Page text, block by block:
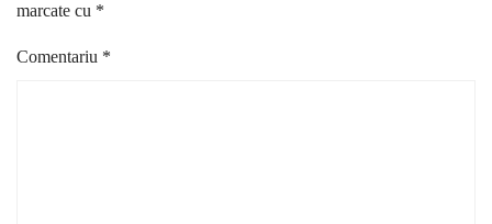
marcate cu *
Comentariu *